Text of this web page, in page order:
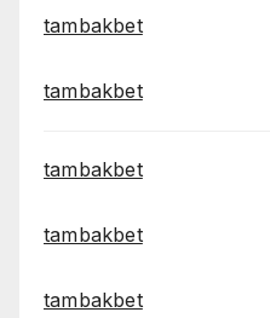
tambakbet
tambakbet
tambakbet
tambakbet
tambakbet